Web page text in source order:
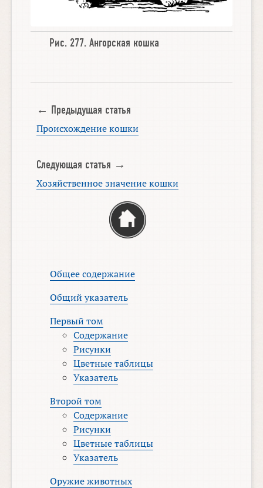
Рис. 277.Ангорская кошка
← Предыдущая статья
Происхождение кошки
Следующая статья →
Хозяйственное значение кошки
Общее содержание
Общий указатель
Первый том
Содержание
Рисунки
Цветные таблицы
Указатель
Второй том
Содержание
Рисунки
Цветные таблицы
Указатель
Оружие животных